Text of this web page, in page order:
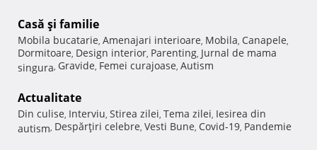
Casă şi familie
Mobila bucatarie, Amenajari interioare, Mobila, Canapele,
Dormitoare, Design interior, Parenting, Jurnal de mama
singura, Gravide, Femei curajoase, Autism
Actualitate
Din culise, Interviu, Stirea zilei, Tema zilei, Iesirea din
autism, Despărţiri celebre, Vesti Bune, Covid-19, Pandemie